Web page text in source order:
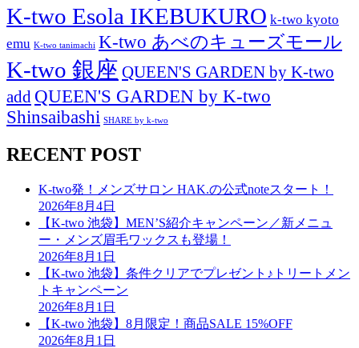
K-two Esola IKEBUKURO k-two kyoto
emu K-two tanimachi K-two あべのキューズモール
K-two 銀座 QUEEN'S GARDEN by K-two
add QUEEN'S GARDEN by K-two
Shinsaibashi SHARE by k-two
RECENT POST
K-two発！メンズサロン HAK.の公式noteスタート！
2026年8月4日
【K-two 池袋】MEN’S紹介キャンペーン／新メニュ
ー・メンズ眉毛ワックスも登場！
2026年8月1日
【K-two 池袋】条件クリアでプレゼント♪トリートメン
トキャンペーン
2026年8月1日
【K-two 池袋】8月限定！商品SALE 15%OFF
2026年8月1日